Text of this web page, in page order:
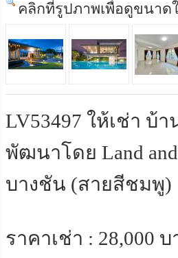
คลิกที่รูปภาพเพื่อดูขนาด
LV53497 ให้เช่า บ้
พัฒนาโดย Land
บางชัน (สายสีชมพู)
ราคาเช่า : 28,000